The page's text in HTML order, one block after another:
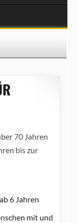
70 Jahren
bis zur
6 Jahren
mit und